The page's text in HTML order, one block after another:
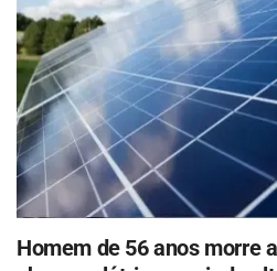
Homem de 56 anos morre